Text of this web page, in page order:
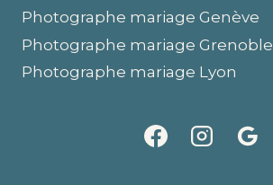
Photographe mariage Genève
Photographe mariage Grenoble
Photographe mariage Lyon